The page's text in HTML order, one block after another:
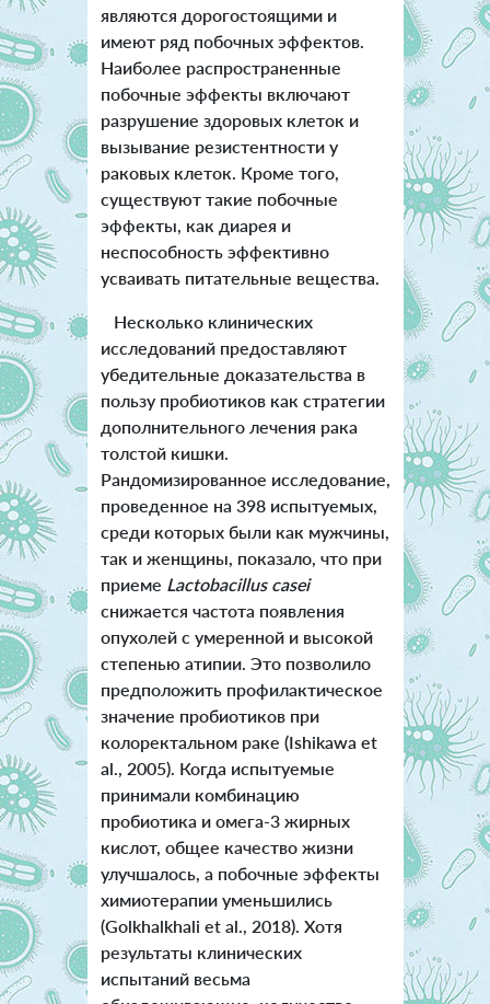
являются дорогостоящими и
имеют ряд побочных эффектов.
Наиболее распространенные
побочные эффекты включают
разрушение здоровых клеток и
вызывание резистентности у
раковых клеток. Кроме того,
существуют такие побочные
эффекты, как диарея и
неспособность эффективно
усваивать питательные вещества.
Несколько клинических
исследований предоставляют
убедительные доказательства в
пользу пробиотиков как стратегии
дополнительного лечения рака
толстой кишки.
Рандомизированное исследование,
проведенное на 398 испытуемых,
среди которых были как мужчины,
так и женщины, показало, что при
приеме Lactobacillus casei
снижается частота появления
опухолей с умеренной и высокой
степенью атипии. Это позволило
предположить профилактическое
значение пробиотиков при
колоректальном раке (Ishikawa et
al., 2005). Когда испытуемые
принимали комбинацию
пробиотика и омега-3 жирных
кислот, общее качество жизни
улучшалось, а побочные эффекты
химиотерапии уменьшились
(Golkhalkhali et al., 2018). Хотя
результаты клинических
испытаний весьма